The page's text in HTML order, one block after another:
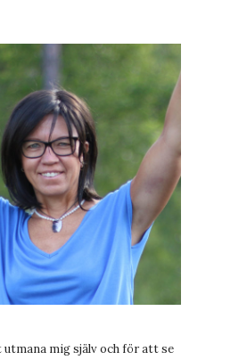
mig själv och för att se